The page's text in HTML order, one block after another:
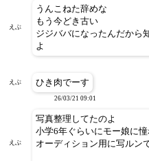
えぶ
うんこねた辞めな
もう今どき古い
ジジババになったんだから
よ
えぶ ひき肉でーす
26/03/21 09:01
えぶ
写真整理してたのよ
小学6年ぐらいにモー娘に憧
オーディション用に写ルン